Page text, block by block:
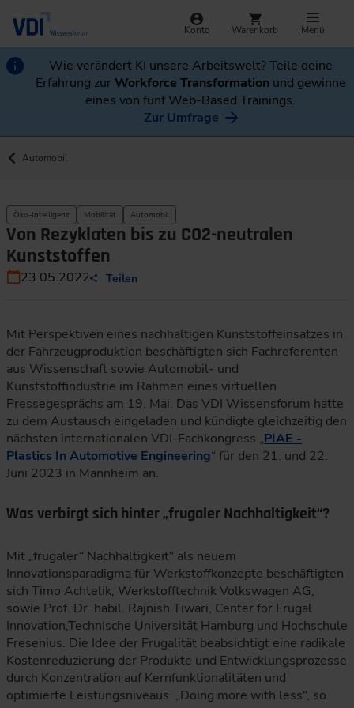
Konto Warenkorb Menü
Wie verändert KI unsere Arbeitswelt? Teile deine
Erfahrung zurWorkforce Transformation und gewinne
eines von fünf Web-Based Trainings.
Zur Umfrage
Automobil
Öko-Intelligenz Mobilität Automobil
Von Rezyklaten bis zu CO2-neutralen
Kunststoffen
23.05.2022 Teilen
Mit Perspektiven eines nachhaltigen Kunststoffeinsatzes in
der Fahrzeugproduktion beschäftigten sich Fachreferenten
aus Wissenschaft sowie Automobil- und
Kunststoffindustrie im Rahmen eines virtuellen
Pressegesprächs am 19. Mai. Das VDI Wissensforum hatte
zu dem Austausch eingeladen und kündigte gleichzeitig den
nächsten internationalen VDI-Fachkongress „PIAE -
Plastics In Automotive Engineering“ für den 21. und 22.
Juni 2023 in Mannheim an.
Was verbirgt sich hinter „frugaler Nachhaltigkeit“?
Mit „frugaler“ Nachhaltigkeit“ als neuem
Innovationsparadigma für Werkstoffkonzepte beschäftigten
sich Timo Achtelik, Werkstofftechnik Volkswagen AG,
sowie Prof. Dr. habil. Rajnish Tiwari, Center for Frugal
Innovation,Technische Universität Hamburg und Hochschule
Fresenius. Die Idee der Frugalität beabsichtigt eine radikale
Kostenreduzierung der Produkte und Entwicklungsprozesse
durch Konzentration auf Kernfunktionalitäten und
optimierte Leistungsniveaus. „Doing more with less“, so